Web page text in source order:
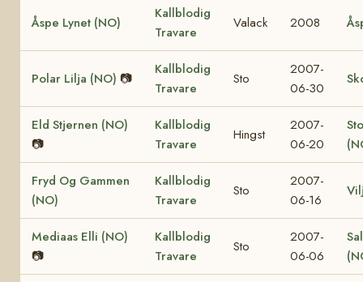
Åspe Lynet (NO)
Kallblodig
Travare
Valack 2008
Polar Lilja (NO) 📷
Kallblodig
Travare
Sto
2007-
06-30
Eld Stjernen (NO)
📷
Kallblodig
Travare
Hingst
2007-
06-20
Fryd Og Gammen
(NO)
Kallblodig
Travare
Sto
2007-
06-16
Mediaas Elli (NO)
📷
Kallblodig
Travare
Sto
2007-
06-06